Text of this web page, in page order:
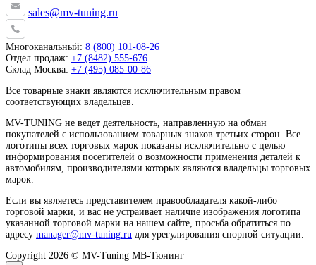
sales@mv-tuning.ru
Многоканальный: 8 (800) 101-08-26
Отдел продаж: +7 (8482) 555-676
Склад Москва: +7 (495) 085-00-86
Все товарные знаки являются исключительным правом
соответствующих владельцев.
MV-TUNING не ведет деятельность, направленную на обман
покупателей с использованием товарных знаков третьих сторон. Все
логотипы всех торговых марок показаны исключительно с целью
информирования посетителей о возможности применения деталей к
автомобилям, производителями которых являются владельцы торговых
марок.
Если вы являетесь представителем правообладателя какой-либо
торговой марки, и вас не устраивает наличие изображения логотипа
указанной торговой марки на нашем сайте, просьба обратиться по
адресу manager@mv-tuning.ru для урегулирования спорной ситуации.
Copyright 2026 © MV-Tuning МВ-Тюнинг